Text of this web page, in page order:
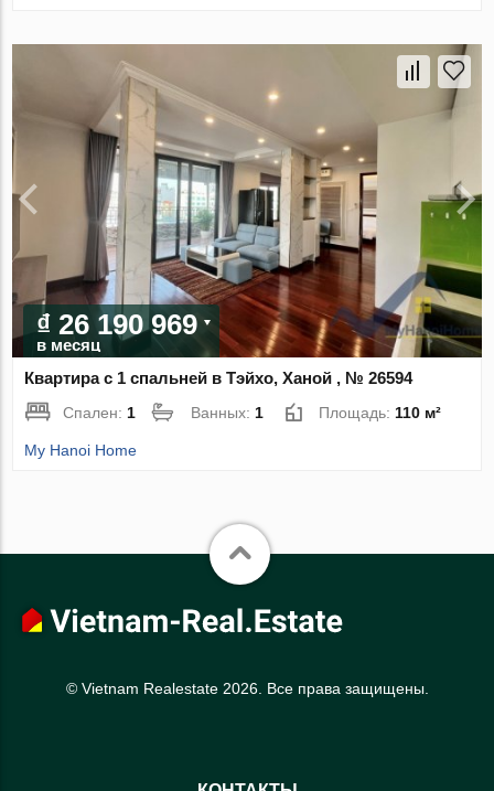
₫ 26 190 969
в месяц
Квартира с 1 спальней в Тэйхо, Ханой , № 26594
Спален: 1 Ванных: 1 Площадь: 110 м²
My Hanoi Home
© Vietnam Realestate 2026. Все права защищены.